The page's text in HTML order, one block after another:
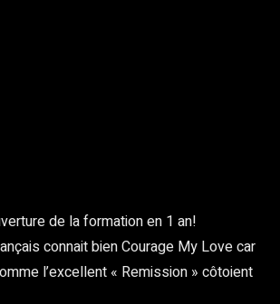
de la formation en 1 an!
connait bien Courage My Love car
l’excellent « Remission » côtoient